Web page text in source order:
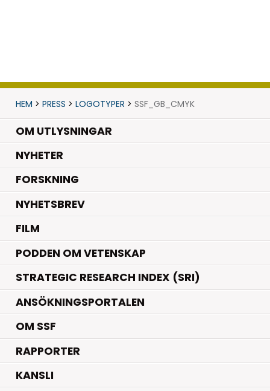
HEM > PRESS > LOGOTYPER > SSF_GB_CMYK
OM UTLYSNINGAR
NYHETER.
FORSKNING.
NYHETSBREV
FILM
PODDEN OM VETENSKAP
STRATEGIC RESEARCH INDEX (SRI)
ANSÖKNINGSPORTALEN
OM SSF
RAPPORTER
KANSLI